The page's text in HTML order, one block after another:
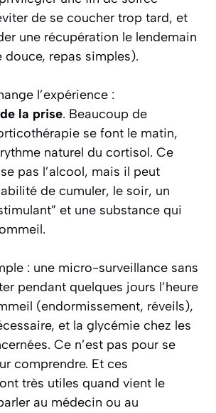
de se coucher trop tard, et
une récupération le lendemain
douce, repas simples).
l’expérience :
la prise. Beaucoup de
se font le matin,
naturel du cortisol. Ce
pas l’alcool, mais il peut
de cumuler, le soir, un
et une substance qui
: une micro-surveillance sans
pendant quelques jours l’heure
(endormissement, réveils),
et la glycémie chez les
Ce n’est pas pour se
comprendre. Et ces
très utiles quand vient le
au médecin ou au